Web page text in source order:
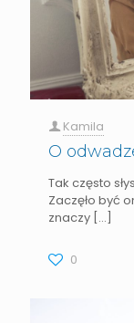
Kamila
O
Tak często
Zaczęło być
znaczy […]
0